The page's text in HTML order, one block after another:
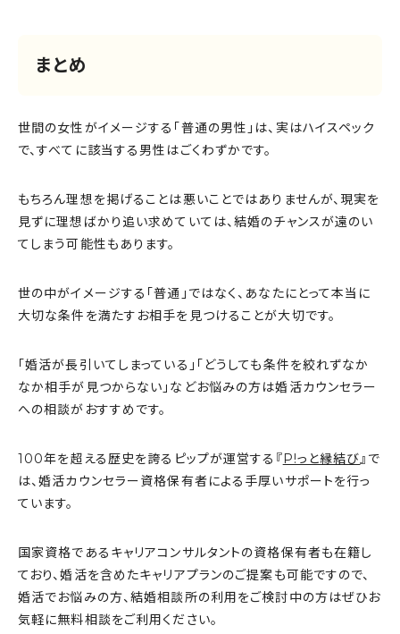
まとめ
世間の女性がイメージする「普通の男性」は、実はハイスペック
で、すべてに該当する男性はごくわずかです。
もちろん理想を掲げることは悪いことではありませんが、現実を
見ずに理想ばかり追い求めていては、結婚のチャンスが遠のい
てしまう可能性もあります。
世の中がイメージする「普通」ではなく、あなたにとって本当に
大切な条件を満たすお相手を見つけることが大切です。
「婚活が長引いてしまっている」「どうしても条件を絞れずなか
なか相手が見つからない」などお悩みの方は婚活カウンセラー
への相談がおすすめです。
100年を超える歴史を誇るピップが運営する『P!っと縁結び 』で
は、婚活カウンセラー資格保有者による手厚いサポートを行っ
ています。
国家資格であるキャリアコンサルタントの資格保有者も在籍し
ており、婚活を含めたキャリアプランのご提案も可能ですので、
婚活でお悩みの方、結婚相談所の利用をご検討中の方はぜひお
気軽に無料相談をご利用ください。